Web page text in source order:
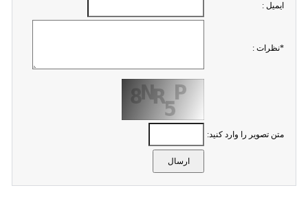
ايميل :
*نظرات :
متن تصویر را وارد کنید: